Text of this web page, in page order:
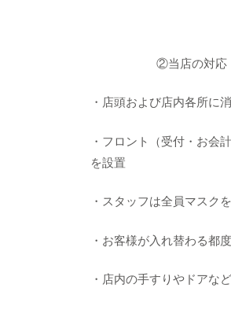
②当店の対応
・店頭および店内各所に
・フロント（受付・お会
を設置
・スタッフは全員マスク
・お客様が入れ替わる都
・店内の手すりやドアな